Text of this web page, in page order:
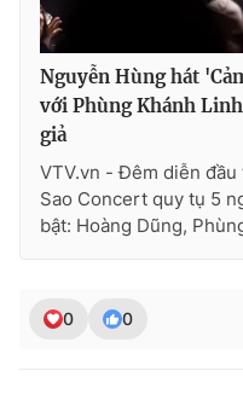
Nguyễn Hùng hát
với Phùng Khánh
giả
VTV.vn - Đêm diễn
Sao Concert quy tụ 5
bật: Hoàng Dũng,
0 0